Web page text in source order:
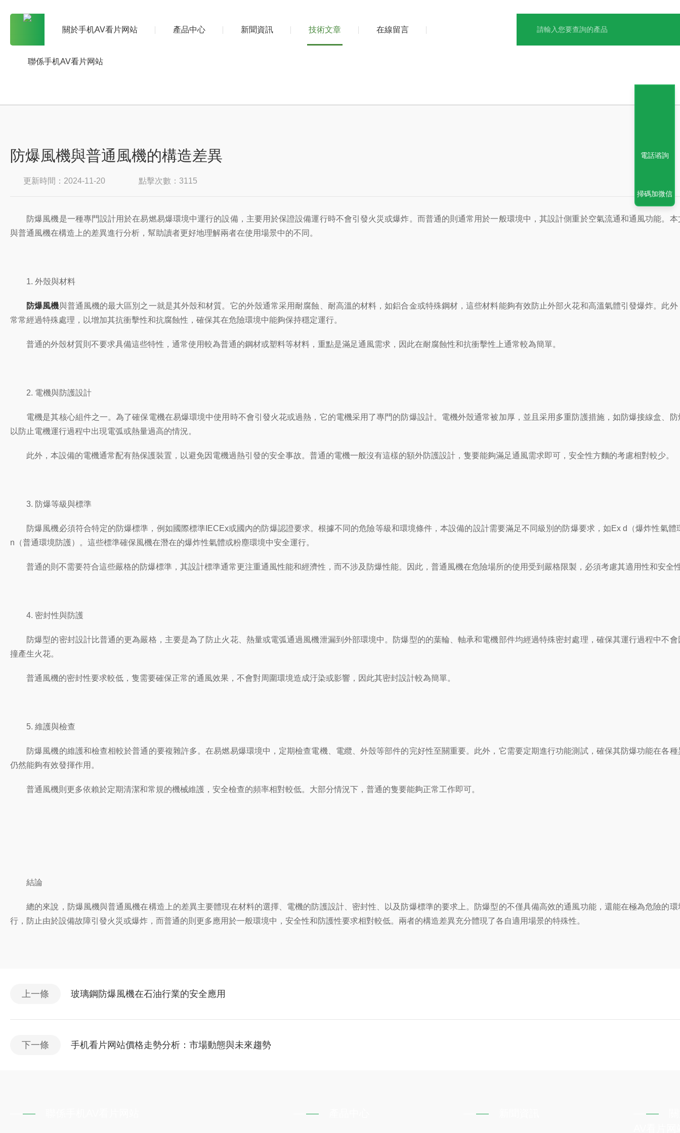
關於手机AV看片网站 產品中心 新聞資訊 技術文章 在線留言
聯係手机AV看片网站
防爆風機與普通風機的構造差異
更新時間：2024-11-20 點擊次數：3115
防爆風機是一種專門設計用於在易燃易爆環境中運行的設備，主要用於保證設備運行時不會引發火災或爆炸。而普通的則通常用於一般環境中，其設計側重於空氣流通和通風功能。本
與普通風機在構造上的差異進行分析，幫助讀者更好地理解兩者在使用場景中的不同。
1. 外殼與材料
防爆風機與普通風機的最大區別之一就是其外殼和材質。它的外殼通常采用耐腐蝕、耐高溫的材料，如鋁合金或特殊鋼材，這些材料能夠有效防止外部火花和高溫氣體引發爆炸。此外
常常經過特殊處理，以增加其抗衝擊性和抗腐蝕性，確保其在危險環境中能夠保持穩定運行。
普通的外殼材質則不要求具備這些特性，通常使用較為普通的鋼材或塑料等材料，重點是滿足通風需求，因此在耐腐蝕性和抗衝擊性上通常較為簡單。
2. 電機與防護設計
電機是其核心組件之一。為了確保電機在易爆環境中使用時不會引發火花或過熱，它的電機采用了專門的防爆設計。電機外殼通常被加厚，並且采用多重防護措施，如防爆接線盒、防
以防止電機運行過程中出現電弧或熱量過高的情況。
此外，本設備的電機通常配有熱保護裝置，以避免因電機過熱引發的安全事故。普通的電機一般沒有這樣的額外防護設計，隻要能夠滿足通風需求即可，安全性方麵的考慮相對較少。
3. 防爆等級與標準
防爆風機必須符合特定的防爆標準，例如國際標準IECEx或國內的防爆認證要求。根據不同的危險等級和環境條件，本設備的設計需要滿足不同級別的防爆要求，如Ex d（爆炸性氣體
n（普通環境防護）。這些標準確保風機在潛在的爆炸性氣體或粉塵環境中安全運行。
普通的則不需要符合這些嚴格的防爆標準，其設計標準通常更注重通風性能和經濟性，而不涉及防爆性能。因此，普通風機在危險場所的使用受到嚴格限製，必須考慮其適用性和安全
4. 密封性與防護
防爆型的密封設計比普通的更為嚴格，主要是為了防止火花、熱量或電弧通過風機泄漏到外部環境中。防爆型的的葉輪、軸承和電機部件均經過特殊密封處理，確保其運行過程中不會
撞產生火花。
普通風機的密封性要求較低，隻需要確保正常的通風效果，不會對周圍環境造成汙染或影響，因此其密封設計較為簡單。
5. 維護與檢查
防爆風機的維護和檢查相較於普通的要複雜許多。在易燃易爆環境中，定期檢查電機、電纜、外殼等部件的完好性至關重要。此外，它需要定期進行功能測試，確保其防爆功能在各種
仍然能夠有效發揮作用。
普通風機則更多依賴於定期清潔和常規的機械維護，安全檢查的頻率相對較低。大部分情況下，普通的隻要能夠正常工作即可。
結論
總的來說，防爆風機與普通風機在構造上的差異主要體現在材料的選擇、電機的防護設計、密封性、以及防爆標準的要求上。防爆型的不僅具備高效的通風功能，還能在極為危險的環
行，防止由於設備故障引發火災或爆炸，而普通的則更多應用於一般環境中，安全性和防護性要求相對較低。兩者的構造差異充分體現了各自適用場景的特殊性。
上一條 玻璃鋼防爆風機在石油行業的安全應用
下一條 手机看片网站價格走勢分析：市場動態與未來趨勢
電話谘詢
掃碼加微信